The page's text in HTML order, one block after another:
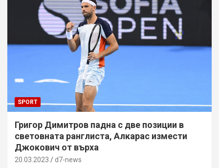
SPORT
Григор Димитров падна с две позиции в
световната ранглиста, Алкарас измести
Джокович от върха
20.03.2023 d7-news